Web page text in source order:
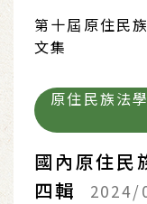
第十屆原住民
文集
原住民族法
國內原住民
四輯
2024/